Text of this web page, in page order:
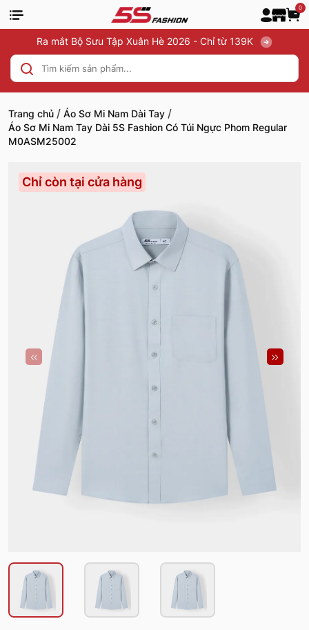
0
Ra mắt Bộ Sưu Tập Xuân Hè 2026 - Chỉ từ 139K
Trang chủ / Áo Sơ Mi Nam Dài Tay /
Áo Sơ Mi Nam Tay Dài 5S Fashion Có Túi Ngực Phom Regular
M0ASM25002
Chỉ còn tại cửa hàng